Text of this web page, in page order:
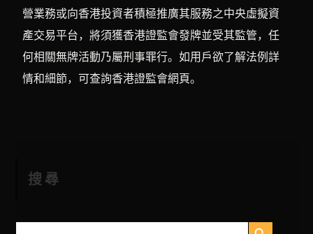
營業務或向香港投資者積極推廣其服務之中央虛擬資
產交易平台，將須獲香港證監會發牌並受其監管，任
何相關無牌活動乃屬刑事罪行。如用戶欲了解法例詳
情和細節，可查詢香港證監會網頁。
搜尋
搜
搜索按钮